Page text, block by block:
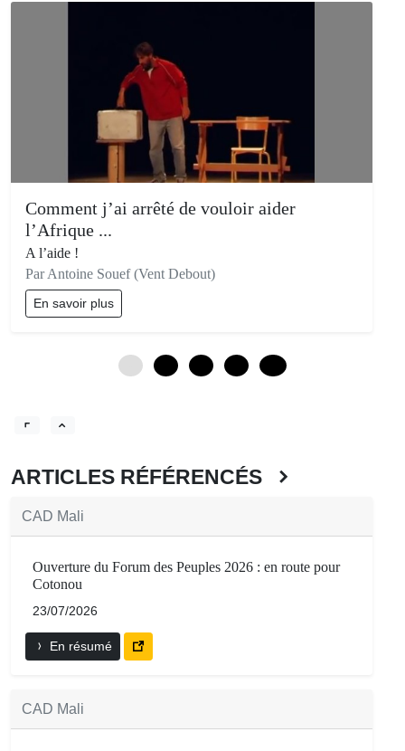
Comment j’ai arrêté de vouloir aider
l’Afrique ...
A l’aide !
Par Antoine Souef (Vent Debout)
En savoir plus
ARTICLES RÉFÉRENCÉS
CAD Mali
Ouverture du Forum des Peuples 2026 : en route pour
Cotonou
23/07/2026
En résumé
CAD Mali